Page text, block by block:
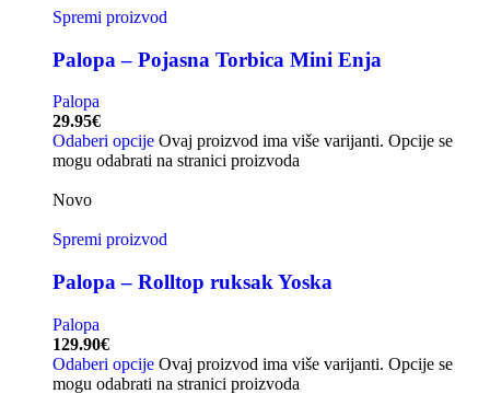
Spremi proizvod
Palopa – Pojasna Torbica Mini Enja
Palopa
29.95€
Odaberi opcije Ovaj proizvod ima više varijanti. Opcije se
mogu odabrati na stranici proizvoda
Novo
Spremi proizvod
Palopa – Rolltop ruksak Yoska
Palopa
129.90€
Odaberi opcije Ovaj proizvod ima više varijanti. Opcije se
mogu odabrati na stranici proizvoda